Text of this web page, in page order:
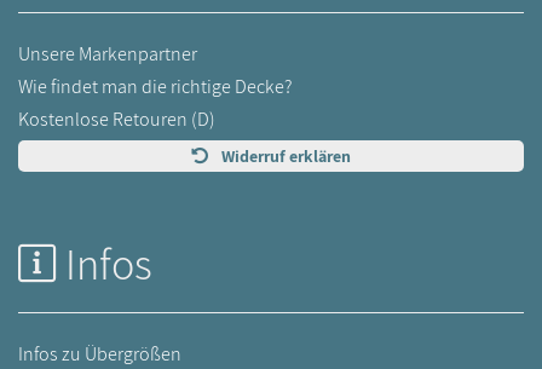
Unsere Markenpartner
Wie findet man die richtige Decke?
Kostenlose Retouren (D)
Widerruf erklären
Infos
Infos zu Übergrößen